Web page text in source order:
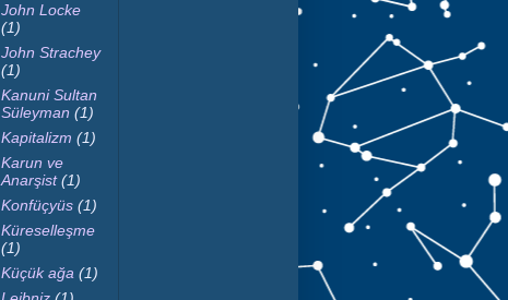
John Locke
(1)
John Strachey
(1)
Kanuni Sultan
Süleyman (1)
Kapitalizm (1)
Karun ve
Anarşist (1)
Konfüçyüs (1)
Küreselleşme
(1)
Küçük ağa (1)